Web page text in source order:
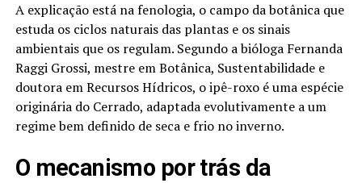
A explicação está na fenologia, o campo da botânica que
estuda os ciclos naturais das plantas e os sinais
ambientais que os regulam. Segundo a bióloga Fernanda
Raggi Grossi, mestre em Botânica, Sustentabilidade e
doutora em Recursos Hídricos, o ipê-roxo é uma espécie
originária do Cerrado, adaptada evolutivamente a um
regime bem definido de seca e frio no inverno.
O mecanismo por trás da